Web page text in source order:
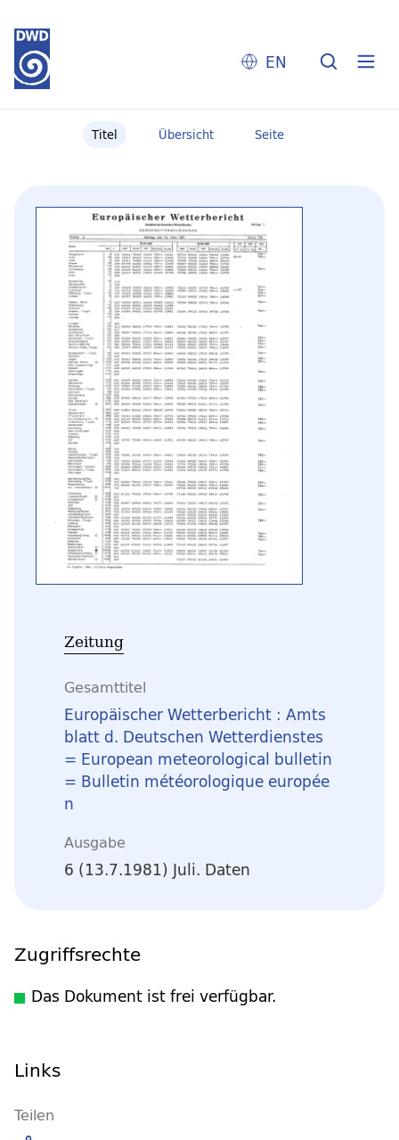
EN
Titel Übersicht Seite
Zeitung
Gesamttitel
Europäischer Wetterbericht : Amts
blatt d. Deutschen Wetterdienstes
= European meteorological bulletin
= Bulletin météorologique europée
n
Ausgabe
6 (13.7.1981) Juli. Daten
Zugriffsrechte
Das Dokument ist frei verfügbar.
Links
Teilen